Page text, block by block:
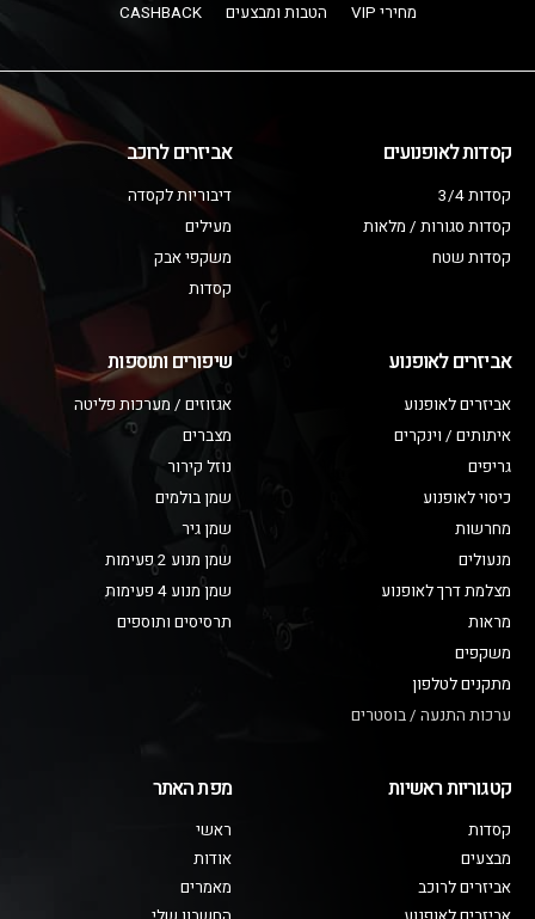
מחירי VIP הטבות ומבצעים CASHBACK
קסדות לאופנועים
קסדות 3/4
קסדות סגורות / מלאות
קסדות שטח
אביזרים לרוכב
דיבוריות לקסדה
מעילים
משקפי אבק
קסדות
אביזרים לאופנוע
אביזרים לאופנוע
איתותים / וינקרים
גריפים
כיסוי לאופנוע
מחרשות
מנעולים
מצלמת דרך לאופנוע
מראות
משקפים
מתקנים לטלפון
ערכות התנעה / בוסטרים
שיפורים ותוספות
אגזוזים / מערכות פליטה
מצברים
נוזל קירור
שמן בולמים
שמן גיר
שמן מנוע 2 פעימות
שמן מנוע 4 פעימות
תרסיסים ותוספים
קטגוריות ראשיות
קסדות
מבצעים
אביזרים לרוכב
מפת האתר
ראשי
אודות
מאמרים